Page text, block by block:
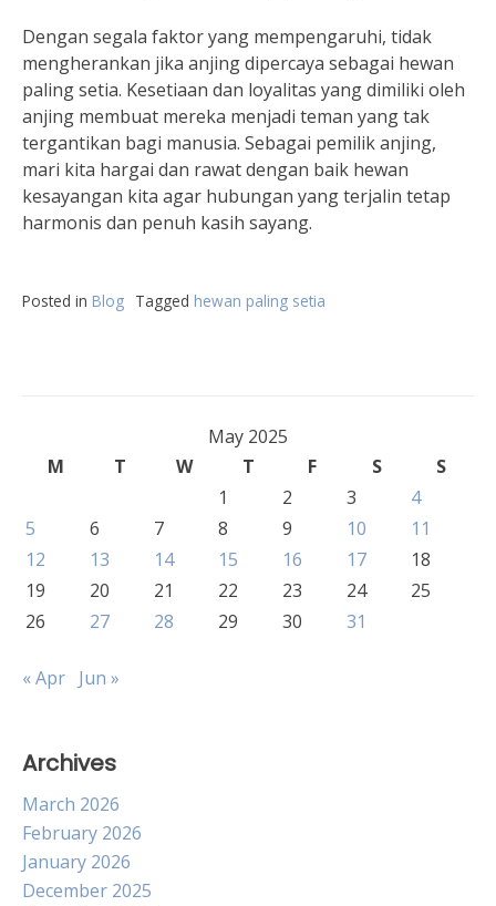
Dengan segala faktor yang mempengaruhi, tidak
mengherankan jika anjing dipercaya sebagai hewan
paling setia. Kesetiaan dan loyalitas yang dimiliki oleh
anjing membuat mereka menjadi teman yang tak
tergantikan bagi manusia. Sebagai pemilik anjing,
mari kita hargai dan rawat dengan baik hewan
kesayangan kita agar hubungan yang terjalin tetap
harmonis dan penuh kasih sayang.
Posted in Blog Tagged hewan paling setia
May 2025
M
T W T F S
S
1
2 3
4
5
6 7 8 9 10
11
12
13 14 15 16 17
18
19
20 21 22 23 24
25
26
27 28 29 30 31
« Apr Jun »
Archives
March 2026
February 2026
January 2026
December 2025